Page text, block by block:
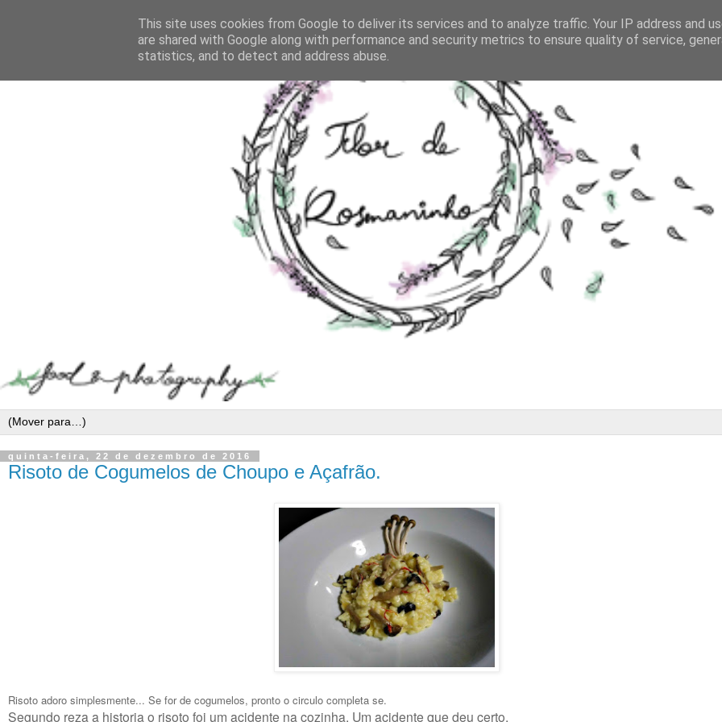
quinta-feira, 22 de dezembro de 2016
Risoto de Cogumelos de Choupo e Açafrão.
Risoto adoro simplesmente... Se for de cogumelos, pronto o circulo completa se.
Segundo reza a historia o risoto foi um acidente na cozinha. Um acidente que deu certo.
This site uses cookies from Google to deliver its services and to analyze traffic. Your IP address and
are shared with Google along with performance and security metrics to ensure quality of service,
statistics, and to detect and address abuse.